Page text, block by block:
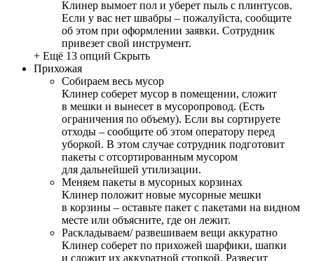
Клинер вымоет пол и уберет пыль с плинтусов.
Если у вас нет швабры – пожалуйста, сообщите
об этом при оформлении заявки. Сотрудник
привезет свой инструмент.
+ Ещё 13 опций Скрыть
Прихожая
Собираем весь мусор
Клинер соберет мусор в помещении, сложит
в мешки и вынесет в мусоропровод. (Есть
ограничения по объему). Если вы сортируете
отходы – сообщите об этом оператору перед
уборкой. В этом случае сотрудник подготовит
пакеты с отсортированным мусором
для дальнейшей утилизации.
Меняем пакеты в мусорных корзинах
Клинер положит новые мусорные мешки
в корзины – оставьте пакет с пакетами на видном
месте или объясните, где он лежит.
Раскладываем/ развешиваем вещи аккуратно
Клинер соберет по прихожей шарфики, шапки
и сложит их аккуратной стопкой. Развесит